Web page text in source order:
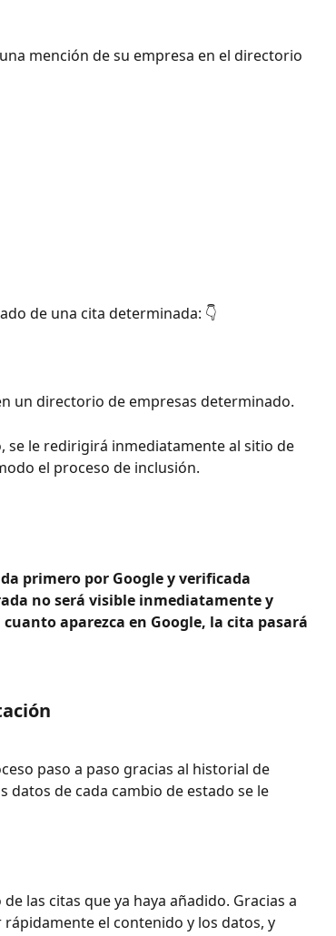
mención de su empresa en el directorio
de una cita determinada: 👇
un directorio de empresas determinado.
se le redirigirá inmediatamente al sitio de
el proceso de inclusión.
primero por Google y verificada
no será visible inmediatamente y
aparezca en Google, la cita pasará
paso a paso gracias al historial de
datos de cada cambio de estado se le
las citas que ya haya añadido. Gracias a
el contenido y los datos, y